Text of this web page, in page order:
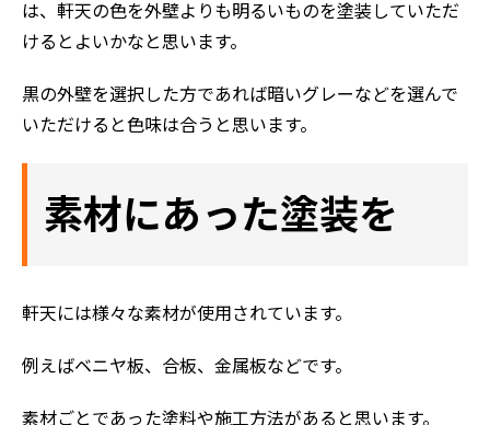
は、軒天の色を外壁よりも明るいものを塗装していただ
けるとよいかなと思います。
黒の外壁を選択した方であれば暗いグレーなどを選んで
いただけると色味は合うと思います。
素材にあった塗装を
軒天には様々な素材が使用されています。
例えばベニヤ板、合板、金属板などです。
素材ごとであった塗料や施工方法があると思います。